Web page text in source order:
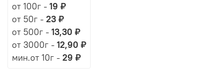
от 100г - 19 ₽
от 50г - 23 ₽
от 500г - 13,30 ₽
от 3000г - 12,90 ₽
мин.от 10г - 29 ₽